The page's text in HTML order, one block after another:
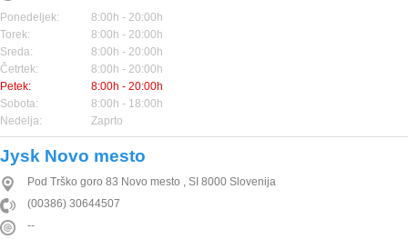
Ponedeljek:
8:00h - 20:00h
Torek:
8:00h - 20:00h
Sreda:
8:00h - 20:00h
Četrtek:
8:00h - 20:00h
Petek:
8:00h - 20:00h
Sobota:
8:00h - 18:00h
Nedelja:
Zaprto
Jysk Novo mesto
Pod Trško goro 83 Novo mesto , SI 8000 Slovenija
(00386) 30644507
--